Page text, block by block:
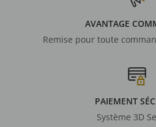
AVANTAGE
Remise pour toute
PAIEMENT
Système 3D